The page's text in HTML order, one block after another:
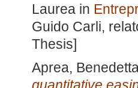
Laurea in
Guido Carli,
Thesis]
Aprea,